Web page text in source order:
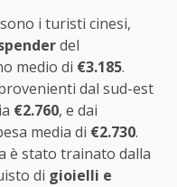
i turisti cinesi,
del
medio di €3.185.
dal sud-est
€2.760, e dai
media di €2.730.
è stato trainato dalla
di gioielli e